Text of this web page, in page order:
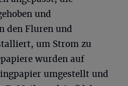
und
den Fluren und
um Strom zu
wurden auf
umgestellt und